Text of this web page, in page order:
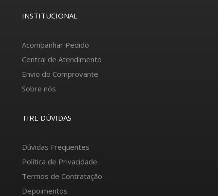
INSTITUCIONAL
Acompanhar Pedido
Central de Atendimento
Envio do Comprovante
Sobre nós
TIRE DÚVIDAS
Dúvidas Frequentes
Política de Privacidade
Termos de Contratação
Depoimentos